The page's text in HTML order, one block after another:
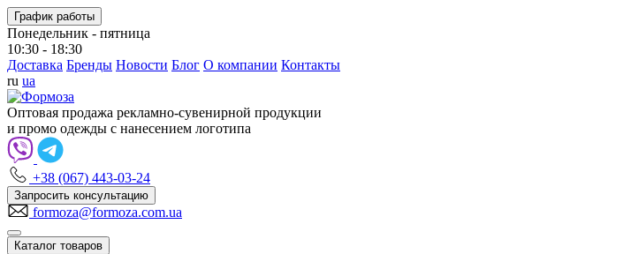
График работы
Понедельник - пятница
10:30 - 18:30
Доставка Бренды Новости Блог О компании Контакты
ru ua
Оптовая продажа рекламно-сувенирной продукции
и промо одежды с нанесением логотипа
+38 (067) 443-03-24
Запросить консультацию
formoza@formoza.com.ua
Каталог товаров